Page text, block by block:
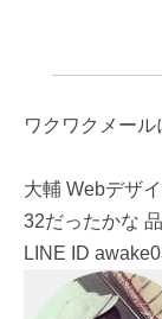
ワクワクメール
大輔 Webデザ
32だったかな
LINE ID